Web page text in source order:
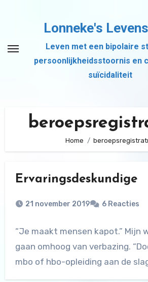
inhoud
Lonneke's
Leven met een bipolaire
persoonlijkheidsstoornis en
suïcidaliteit
Home
Ervaringsdeskundige
21 november 2019 6 Reacties
“Je maakt mensen kapot.” Mijn
gaan omhoog van verbazing.
mbo of hbo-opleiding aan de